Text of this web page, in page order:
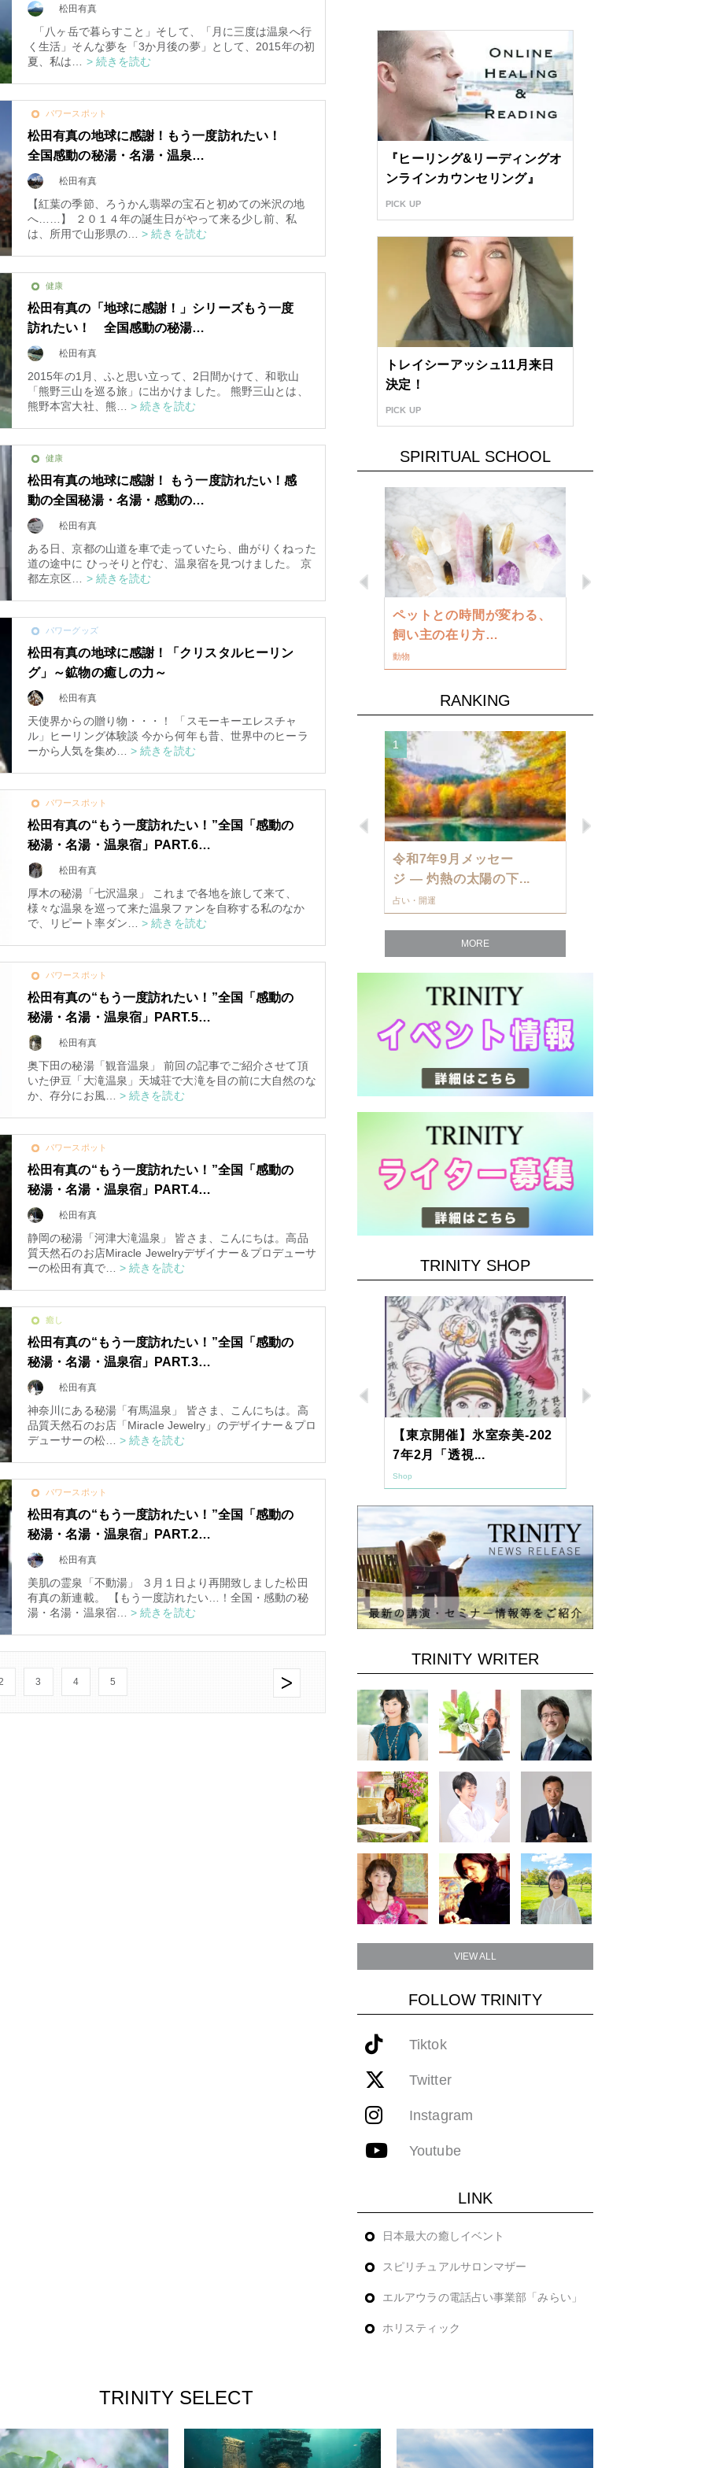
松田有真
「八ヶ岳で暮らすこと」そして、「月に三度は温泉へ行
く生活」そんな夢を「3か月後の夢」として、2015年の初
夏、私は… > 続きを読む
パワースポット
松田有真の地球に感謝！もう一度訪れたい！
全国感動の秘湯・名湯・温泉…
松田有真
【紅葉の季節、ろうかん翡翠の宝石と初めての米沢の地
へ……】 ２０１４年の誕生日がやって来る少し前、私
は、所用で山形県の…> 続きを読む
健康
松田有真の「地球に感謝！」シリーズもう一度
訪れたい！ 全国感動の秘湯…
松田有真
2015年の1月、ふと思い立って、2日間かけて、和歌山
「熊野三山を巡る旅」に出かけました。 熊野三山とは、
熊野本宮大社、熊… > 続きを読む
健康
松田有真の地球に感謝！ もう一度訪れたい！感
動の全国秘湯・名湯・感動の…
松田有真
ある日、京都の山道を車で走っていたら、曲がりくねった
道の途中に ひっそりと佇む、温泉宿を見つけました。 京
都左京区… > 続きを読む
パワーグッズ
松田有真の地球に感謝！「クリスタルヒーリン
グ」～鉱物の癒しの力～
松田有真
天使界からの贈り物・・・！ 「スモーキーエレスチャ
ル」ヒーリング体験談 今から何年も昔、世界中のヒーラ
ーから人気を集め… > 続きを読む
パワースポット
松田有真の“もう一度訪れたい！”全国「感動の
秘湯・名湯・温泉宿」PART.6…
松田有真
厚木の秘湯「七沢温泉」 これまで各地を旅して来て、
様々な温泉を巡って来た温泉ファンを自称する私のなか
で、リピート率ダン…> 続きを読む
パワースポット
松田有真の“もう一度訪れたい！”全国「感動の
秘湯・名湯・温泉宿」PART.5…
松田有真
奥下田の秘湯「観音温泉」 前回の記事でご紹介させて頂
いた伊豆「大滝温泉」天城荘で大滝を目の前に大自然のな
か、存分にお風… > 続きを読む
パワースポット
松田有真の“もう一度訪れたい！”全国「感動の
秘湯・名湯・温泉宿」PART.4…
松田有真
静岡の秘湯「河津大滝温泉」 皆さま、こんにちは。高品
質天然石のお店Miracle Jewelryデザイナー＆プロデューサ
ーの松田有真で… > 続きを読む
癒し
松田有真の“もう一度訪れたい！”全国「感動の
秘湯・名湯・温泉宿」PART.3…
松田有真
神奈川にある秘湯「有馬温泉」 皆さま、こんにちは。高
品質天然石のお店「Miracle Jewelry」のデザイナー＆プロ
デューサーの松… > 続きを読む
パワースポット
松田有真の“もう一度訪れたい！”全国「感動の
秘湯・名湯・温泉宿」PART.2…
松田有真
美肌の霊泉「不動湯」 ３月１日より再開致しました松田
有真の新連載。 【もう一度訪れたい…！全国・感動の秘
湯・名湯・温泉宿… > 続きを読む
3 4 5
『ヒーリング&リーディングオ
ンラインカウンセリング』
PICK UP
トレイシーアッシュ11月来日
決定！
PICK UP
SPIRITUAL SCHOOL
Previous
かす原動力～あ…
ペットとの時間が変わる、
飼い主の在り方…
動物
RANKING
Previous
3
インタビュー
1
令和7年9月メッセー
ジ — 灼熱の太陽の下...
占い・開運
MORE
TRINITY SHOP
Previous
8/29.30並木良和スピリチュ
【東京開催】氷室奈美-202
7年2月「透視...
Shop
TRINITY WRITER
VIEW ALL
FOLLOW TRINITY
Tiktok
Twitter
Instagram
Youtube
LINK
日本最大の癒しイベント
スピリチュアルサロンマザー
エルアウラの電話占い事業部「みらい」
ホリスティック
TRINITY SELECT